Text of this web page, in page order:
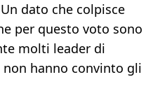
dato che colpisce
per questo voto sono
molti leader di
hanno convinto gli